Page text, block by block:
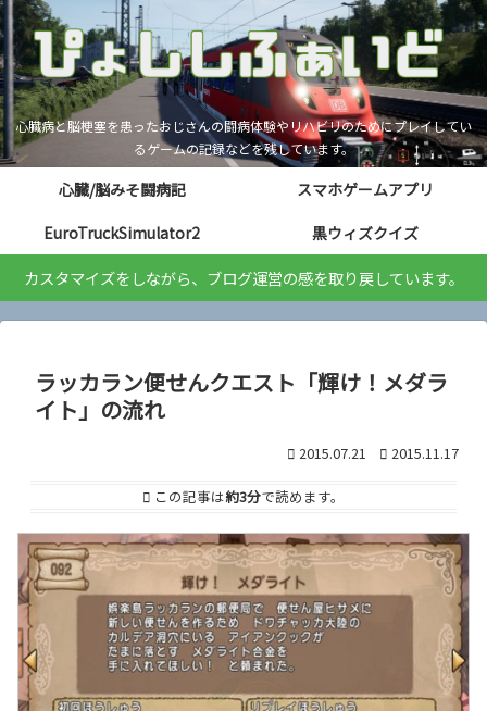
心臓病と脳梗塞を患ったおじさんの闘病体験やリハビリのためにプレイしてい
るゲームの記録などを残しています。
心臓/脳みそ闘病記
スマホゲームアプリ
EuroTruckSimulator2
黒ウィズクイズ
カスタマイズをしながら、ブログ運営の感を取り戻しています。
ラッカラン便せんクエスト「輝け！メダラ
イト」の流れ
2015.07.21 2015.11.17
この記事は約3分で読めます。